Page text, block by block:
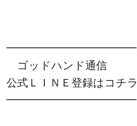
━━━━━━━━━━━━
ゴッドハンド通信
公式ＬＩＮＥ登録はコチラ
━━━━━━━━━━━━